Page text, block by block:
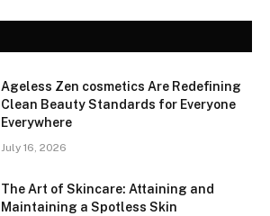
Ageless Zen cosmetics Are Redefining
Clean Beauty Standards for Everyone
Everywhere
July 16, 2026
The Art of Skincare: Attaining and
Maintaining a Spotless Skin